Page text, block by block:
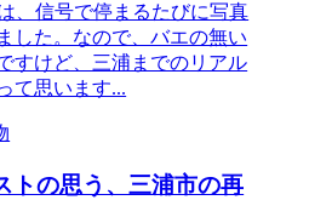
、信号で停まるたびに写真
した。なので、バエの無い
すけど、三浦までのリアル
て思います...
トの思う、三浦市の再